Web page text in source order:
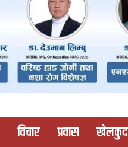
विचार प्रवास खेलकुद